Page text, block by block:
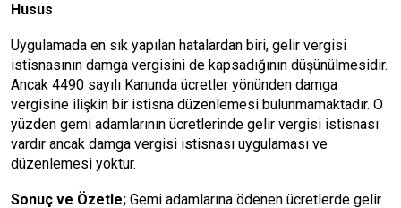
Husus
Uygulamada en sık yapılan hatalardan biri, gelir vergisi
istisnasının damga vergisini de kapsadığının düşünülmesidir.
Ancak 4490 sayılı Kanunda ücretler yönünden damga
vergisine ilişkin bir istisna düzenlemesi bulunmamaktadır. O
yüzden gemi adamlarının ücretlerinde gelir vergisi istisnası
vardır ancak damga vergisi istisnası uygulaması ve
düzenlemesi yoktur.
Sonuç ve Özetle; Gemi adamlarına ödenen ücretlerde gelir